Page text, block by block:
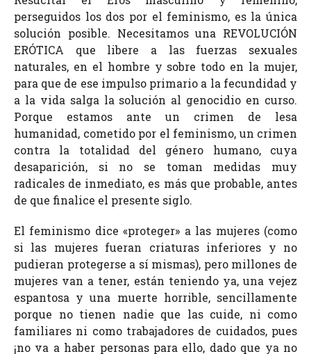
perseguidos los dos por el feminismo, es la única
solución posible. Necesitamos una REVOLUCIÓN
ERÓTICA que libere a las fuerzas sexuales
naturales, en el hombre y sobre todo en la mujer,
para que de ese impulso primario a la fecundidad y
a la vida salga la solución al genocidio en curso.
Porque estamos ante un crimen de lesa
humanidad, cometido por el feminismo, un crimen
contra la totalidad del género humano, cuya
desaparición, si no se toman medidas muy
radicales de inmediato, es más que probable, antes
de que finalice el presente siglo.
El feminismo dice «proteger» a las mujeres (como
si las mujeres fueran criaturas inferiores y no
pudieran protegerse a sí mismas), pero millones de
mujeres van a tener, están teniendo ya, una vejez
espantosa y una muerte horrible, sencillamente
porque no tienen nadie que las cuide, ni como
familiares ni como trabajadores de cuidados, pues
¡no va a haber personas para ello, dado que ya no